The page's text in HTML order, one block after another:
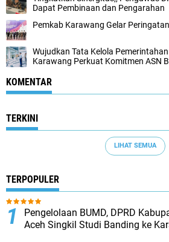
Dapat Pembinaan dan Pengarahan
Pemkab Karawang Gelar
Wujudkan Tata Kelola
Karawang Perkuat Komitmen ASN
KOMENTAR
TERKINI
LIHAT SEMUA
TERPOPULER
Pengelolaan BUMD, DPRD
Aceh Singkil Studi Banding ke